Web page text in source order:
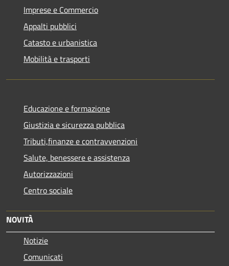
Imprese e Commercio
Appalti pubblici
Catasto e urbanistica
Mobilità e trasporti
Educazione e formazione
Giustizia e sicurezza pubblica
Tributi,finanze e contravvenzioni
Salute, benessere e assistenza
Autorizzazioni
Centro sociale
NOVITÀ
Notizie
Comunicati